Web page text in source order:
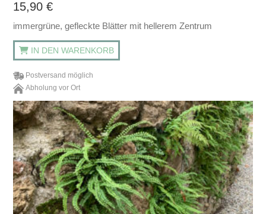
15,90€
immergrüne, gefleckte Blätter mit hellerem Zentrum
IN DEN WARENKORB
Postversand möglich
Abholung vor Ort